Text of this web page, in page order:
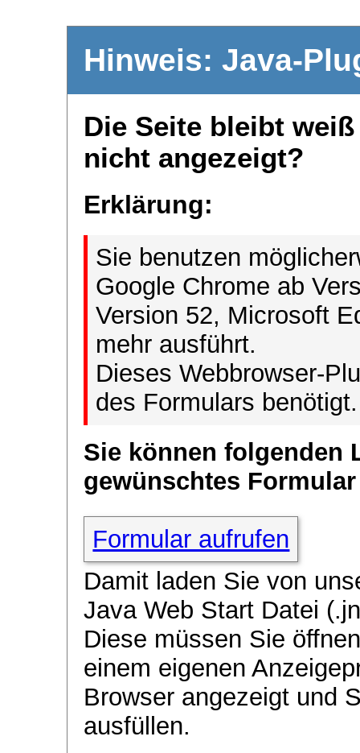
Hinweis: Java-
Die Seite bleibt
nicht angezeigt?
Erklärung:
Sie benutzen
Google Chrome ab
Version 52, Microsoft
mehr ausführt.
Dieses Webbrowser-
des Formulars benötigt.
Sie können folgenden
gewünschtes
Formular aufrufen
Damit laden Sie von
Java Web Start Datei
Diese müssen Sie
einem eigenen
Browser angezeigt und
ausfüllen.